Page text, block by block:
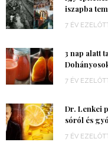
iszapba
7 ÉV
3 nap alatt
7 ÉV
Dr. Lenkei
sóról és
7 ÉV